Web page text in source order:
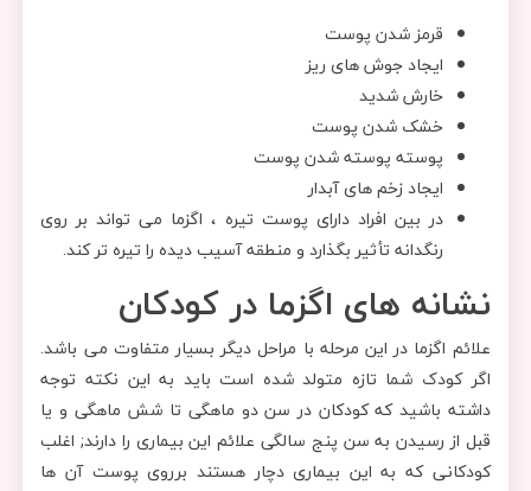
قرمز شدن پوست
ایجاد جوش های ریز
خارش شدید
خشک شدن پوست
پوسته پوسته شدن پوست
ایجاد زخم‌ های آبدار
در بین افراد دارای پوست تیره ، اگزما می تواند بر روی
رنگدانه تأثیر بگذارد و منطقه آسیب دیده را تیره تر کند.
نشانه های اگزما در کودکان
علائم اگزما در این مرحله با مراحل دیگر بسیار متفاوت می باشد.
اگر کودک شما تازه متولد شده است باید به این نکته توجه
داشته باشید که کودکان در سن دو ماهگی تا شش ماهگی و یا
قبل از رسیدن به سن پنج سالگی علائم این بیماری را دارند; اغلب
کودکانی که به این بیماری دچار هستند برروی پوست آن ها